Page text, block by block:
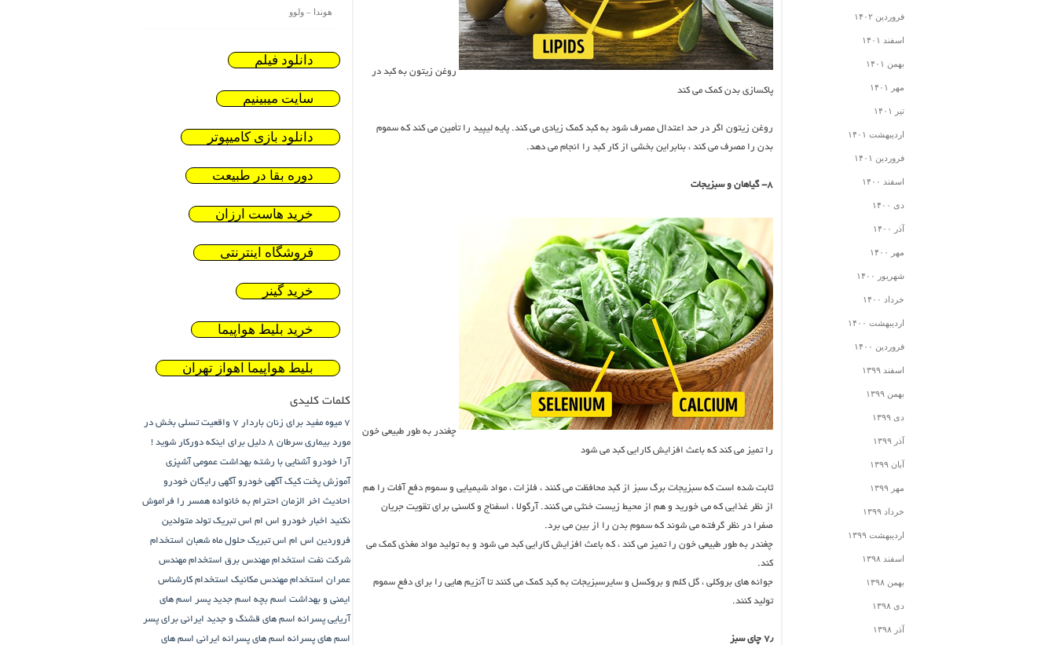
روغن زیتون به کبد در
پاکسازی بدن کمک می کند
روغن زیتون اگر در حد اعتدال مصرف شود به کبد کمک زیادی می کند. پایه لیپید را تأمین می کند که سموم
بدن را مصرف می کند ، بنابراین بخشی از کار کبد را انجام می دهد.
۸- گیاهان و سبزیجات
چغندر به طور طبیعی خون
را تمیز می کند که باعث افزایش کارایی کبد می شود
ثابت شده است که سبزیجات برگ سبز از کبد محافظت می کنند ، فلزات ، مواد شیمیایی و سموم دفع آفات را هم
از نظر غذایی که می خورید و هم از محیط زیست خنثی می کنند. آرگولا ، اسفناج و کاسنی برای تقویت جریان
صفرا در نظر گرفته می شوند که سموم بدن را از بین می برد.
چغندر به طور طبیعی خون را تمیز می کند ، که باعث افزایش کارایی کبد می شود و به تولید مواد مغذی کمک می
کند.
جوانه های بروکلی ، گل کلم و بروکسل و سایرسبزیجات به کبد کمک می کنند تا آنزیم هایی را برای دفع سموم
تولید کنند.
۷٫ چای سبز
فروردین ۱۴۰۲
اسفند ۱۴۰۱
بهمن ۱۴۰۱
مهر ۱۴۰۱
تیر ۱۴۰۱
اردیبهشت ۱۴۰۱
فروردین ۱۴۰۱
اسفند ۱۴۰۰
دی ۱۴۰۰
آذر ۱۴۰۰
مهر ۱۴۰۰
شهریور ۱۴۰۰
خرداد ۱۴۰۰
اردیبهشت ۱۴۰۰
فروردین ۱۴۰۰
اسفند ۱۳۹۹
بهمن ۱۳۹۹
دی ۱۳۹۹
آذر ۱۳۹۹
آبان ۱۳۹۹
مهر ۱۳۹۹
خرداد ۱۳۹۹
اردیبهشت ۱۳۹۹
اسفند ۱۳۹۸
بهمن ۱۳۹۸
دی ۱۳۹۸
آذر ۱۳۹۸
هوندا – ولوو
دانلود فیلم
سایت میبینیم
دانلود بازی کامیپوتر
دوره بقا در طبیعت
خرید هاست ارزان
فروشگاه اینترنتی
خرید گینر
خرید بلیط هواپیما
بلیط هواپیما اهواز تهران
کلمات کلیدی
7 میوه مفید برای زنان باردار
7 واقعیت تسلی بخش در
مورد بیماری سرطان 8 دلیل برای اینکه دورکار شوید !
آرا خودرو آشنایی با رشته بهداشت عمومی آشپزی
آموزش پخت کیک آگهی خودرو آگهی رایگان خودرو
احادیث اخر الزمان احترام به خانواده همسر را فراموش
نکنید اخبار خودرو اس ام اس تبریک تولد متولدین
فروردین اس ام اس تبریک حلول ماه شعبان استخدام
شرکت نفت استخدام مهندس برق استخدام مهندس
عمران استخدام مهندس مکانیک استخدام کارشناس
ایمنی و بهداشت اسم بچه اسم جدید پسر اسم های
آریایی پسرانه اسم های قشنگ و جدید ایرانی برای پسر
اسم های پسرانه اسم های پسرانه ایرانی اسم های